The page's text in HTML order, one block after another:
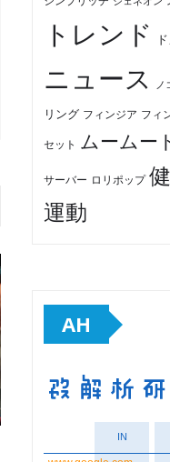
トレンド
ニュース ノ
リング フィンジア フィ
セット ムームー
サーバー ロリポップ
運動
AH